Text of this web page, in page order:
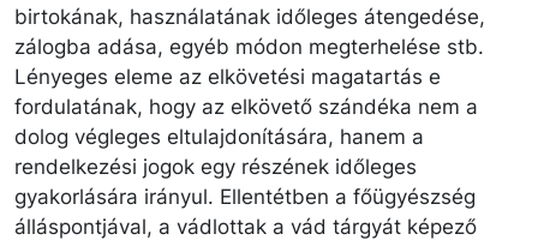
birtokának, használatának időleges átengedése,
zálogba adása, egyéb módon megterhelése stb.
Lényeges eleme az elkövetési magatartás e
fordulatának, hogy az elkövető szándéka nem a
dolog végleges eltulajdonítására, hanem a
rendelkezési jogok egy részének időleges
gyakorlására irányul. Ellentétben a főügyészség
álláspontjával, a vádlottak a vád tárgyát képező